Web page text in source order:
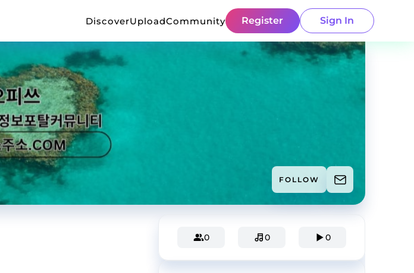
DiscoverUploadCommunity Register Sign In
FOLLOW
0 0 0